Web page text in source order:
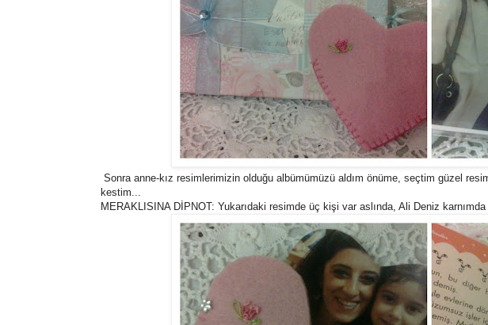
Sonra anne-kız resimlerimizin olduğu albümümüzü aldım önüme, seçtim güzel
kestim...
MERAKLISINA DİPNOT: Yukarıdaki resimde üç kişi var aslında, Ali Deniz